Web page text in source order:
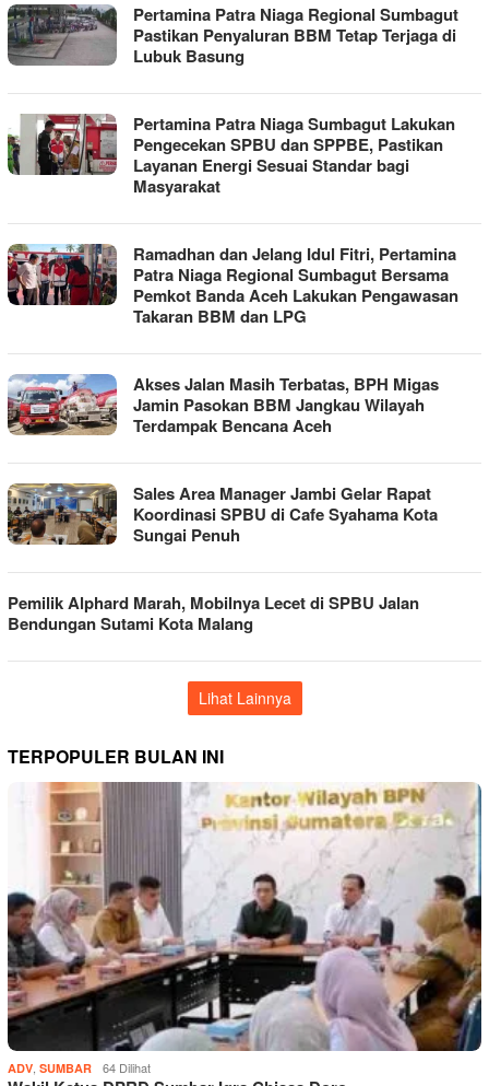
Pertamina Patra Niaga Regional Sumbagut
Pastikan Penyaluran BBM Tetap Terjaga di
Lubuk Basung
Pertamina Patra Niaga Sumbagut Lakukan
Pengecekan SPBU dan SPPBE, Pastikan
Layanan Energi Sesuai Standar bagi
Masyarakat
Ramadhan dan Jelang Idul Fitri, Pertamina
Patra Niaga Regional Sumbagut Bersama
Pemkot Banda Aceh Lakukan Pengawasan
Takaran BBM dan LPG
Akses Jalan Masih Terbatas, BPH Migas
Jamin Pasokan BBM Jangkau Wilayah
Terdampak Bencana Aceh
Sales Area Manager Jambi Gelar Rapat
Koordinasi SPBU di Cafe Syahama Kota
Sungai Penuh
Pemilik Alphard Marah, Mobilnya Lecet di SPBU Jalan
Bendungan Sutami Kota Malang
Lihat Lainnya
TERPOPULER BULAN INI
ADV SUMBAR 64 Dilihat